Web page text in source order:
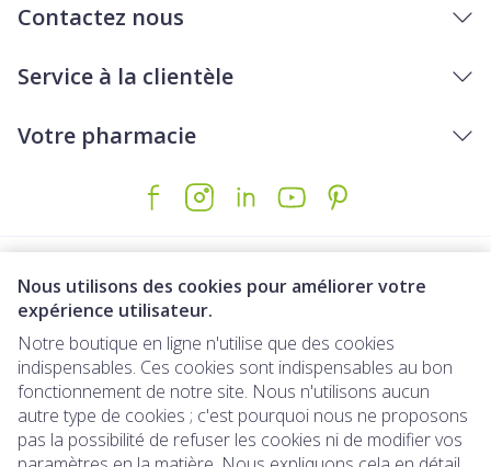
Nous utilisons des cookies pour améliorer votre
expérience utilisateur.
Notre boutique en ligne n'utilise que des cookies
indispensables. Ces cookies sont indispensables au bon
fonctionnement de notre site. Nous n'utilisons aucun
autre type de cookies ; c'est pourquoi nous ne proposons
pas la possibilité de refuser les cookies ni de modifier vos
Contactez nous
Service à la clientèle
Votre pharmacie
Liens légaux